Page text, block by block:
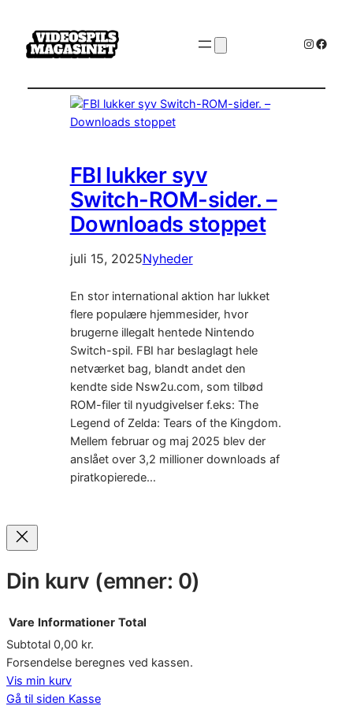
FBI lukker syv
Switch-ROM-sider. –
Downloads stoppet
juli 15, 2025Nyheder
En stor international aktion har lukket
flere populære hjemmesider, hvor
brugerne illegalt hentede Nintendo
Switch-spil. FBI har beslaglagt hele
netværket bag, blandt andet den
kendte side Nsw2u.com, som tilbød
ROM-filer til nyudgivelser f.eks: The
Legend of Zelda: Tears of the Kingdom.
Mellem februar og maj 2025 blev der
anslået over 3,2 millioner downloads af
piratkopierede…
Din kurv (emner: 0)
Varer
i
Vare Informationer Total
Subtotal 0,00 kr.
Forsendelse beregnes ved kassen.
Vis min kurv
Gå til siden Kasse